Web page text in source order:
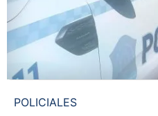
POLICIALES